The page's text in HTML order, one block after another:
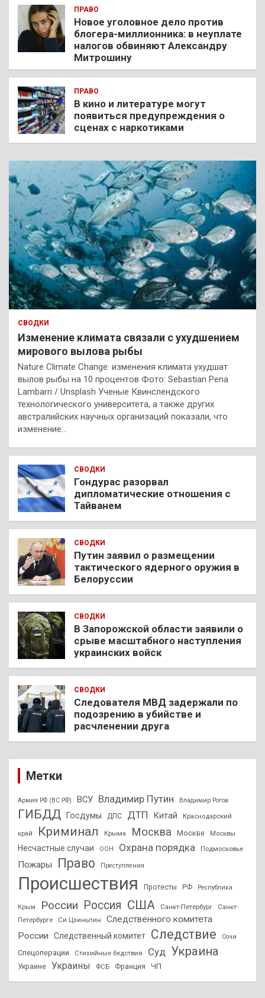
ПРАВО
Новое уголовное дело против
блогера-миллионника: в неуплате
налогов обвиняют Александру
Митрошину
ПРАВО
В кино и литературе могут
появиться предупреждения о
сценах с наркотиками
СВОДКИ
Изменение климата связали с ухудшением
мирового вылова рыбы
Nature Climate Change: изменения климата ухудшат
вылов рыбы на 10 процентов Фото: Sebastian Pena
Lambarri / Unsplash Ученые Квинслендского
технологического университета, а также других
австралийских научных организаций показали, что
изменение…
СВОДКИ
Гондурас разорвал
дипломатические отношения с
Тайванем
СВОДКИ
Путин заявил о размещении
тактического ядерного оружия в
Белоруссии
СВОДКИ
В Запорожской области заявили о
срыве масштабного наступления
украинских войск
СВОДКИ
Следователя МВД задержали по
подозрению в убийстве и
расчленении друга
Метки
Армия РФ (ВС РФ) ВСУ Владимир Путин Владимир Рогов
ГИБДД Госдумы ДПС ДТП Китай Краснодарский
край Криминал Крыма Москва Москве Москвы
Несчастные случаи ООН Охрана порядка Подмосковье
Пожары Право Преступления
Происшествия Протесты РФ Республика
Крым России Россия США Санкт-Петербург
Санкт-
Петербурге
Си Цзиньпин
Следственного комитета
России
Следственный комитет Следствие Сочи
Спецоперации Стихийные бедствия Суд Украина
Украине Украины ФСБ Франция ЧП